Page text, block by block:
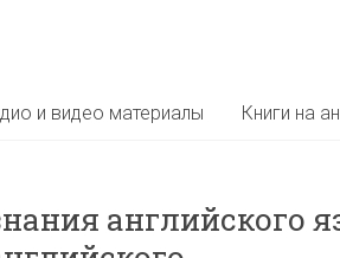
и видео материалы Книги на
английского